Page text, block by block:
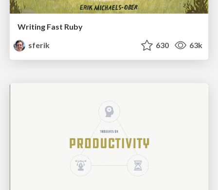
Writing Fast Ruby
sferik
630 63k